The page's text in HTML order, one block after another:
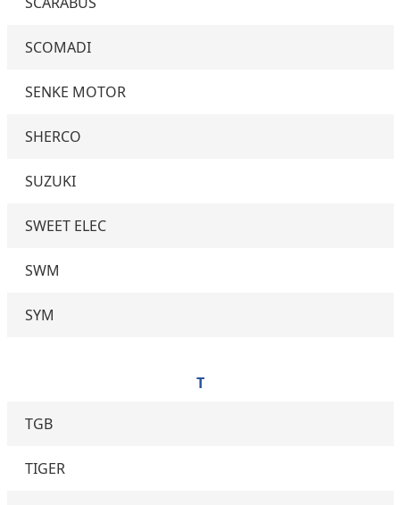
SCOMADI
SENKE MOTOR
SHERCO
SUZUKI
SWEET ELEC
SWM
SYM
T
TGB
TIGER